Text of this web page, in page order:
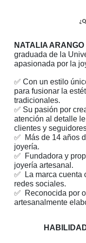
NATALIA ARANGO
graduada de la
apasionada por la
✅ Con un estilo
para fusionar la
tradicionales.
✅ Su pasión por
atención al detalle
clientes y
✅
Más de 14 años
joyería.
✅
Fundadora y
joyería artesanal.
✅
La marca cuenta
redes sociales.
✅
Reconocida por
artesanalmente